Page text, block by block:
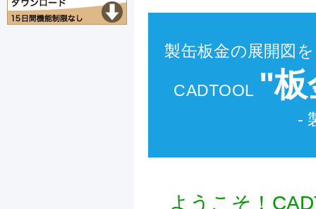
製缶板金の展開図
CADTOOL "板
-
ようこそ！